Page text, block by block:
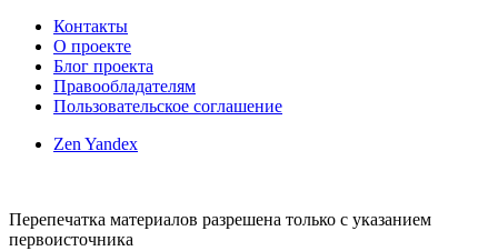
Контакты
О проекте
Блог проекта
Правообладателям
Пользовательское соглашение
Zen Yandex
Перепечатка материалов разрешена только с указанием
первоисточника